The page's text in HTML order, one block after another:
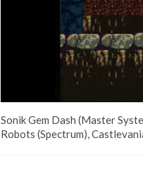
Sonik Gem Dash (Master
Robots (Spectrum),